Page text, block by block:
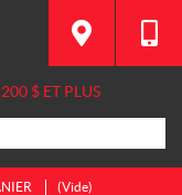
$ ET PLUS
(Vide)